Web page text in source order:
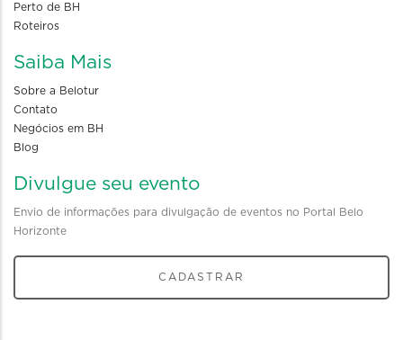
Perto de BH
Roteiros
Saiba Mais
Sobre a Belotur
Contato
Negócios em BH
Blog
Divulgue seu evento
Envio de informações para divulgação de eventos no Portal Belo
Horizonte
CADASTRAR